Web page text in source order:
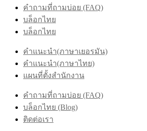
คำถามที่ถามบ่อย (FAQ)
บล็อกไทย
บล็อกไทย
คำแนะนำ(ภาษาเยอรมัน)
คำแนะนำ(ภาษาไทย)
แผนที่ตั้งสำนักงาน
คำถามที่ถามบ่อย (FAQ)
บล็อกไทย (Blog)
ติดต่อเรา